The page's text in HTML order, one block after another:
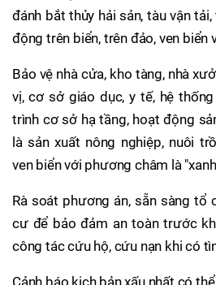
đánh bắt thủy hải sản, tàu vận
động trên biển, trên đảo, ven biển
Bảo vệ nhà cửa, kho tàng, nhà
vị, cơ sở giáo dục, y tế, hệ
trình cơ sở hạ tầng, hoạt động
là sản xuất nông nghiệp, nuôi
ven biển với phương châm là
Rà soát phương án, sẵn sàng tổ
cư để bảo đảm an toàn trước
công tác cứu hộ, cứu nạn khi có